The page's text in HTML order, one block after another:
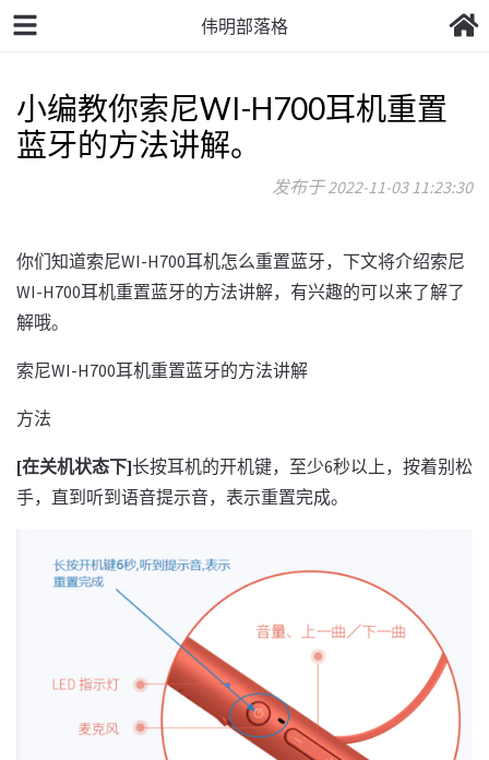
伟明部落格
小编教你索尼WI-H700耳机重置
蓝牙的方法讲解。
发布于 2022-11-03 11:23:30
你们知道索尼WI-H700耳机怎么重置蓝牙，下文将介绍索尼
WI-H700耳机重置蓝牙的方法讲解，有兴趣的可以来了解了
解哦。
索尼WI-H700耳机重置蓝牙的方法讲解
方法
[在关机状态下]长按耳机的开机键，至少6秒以上，按着别松
手，直到听到语音提示音，表示重置完成。